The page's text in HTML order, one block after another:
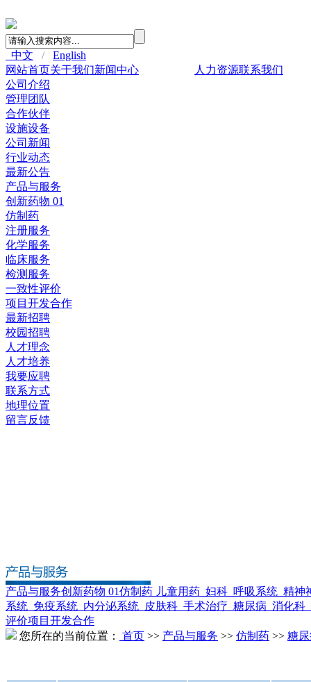
中文 /
English
网站首页关于我们新闻中心 人力资源联系我们
公司介绍
管理团队
合作伙伴
设施设备
公司新闻
行业动态
最新公告
产品与服务
创新药物 01
仿制药
注册服务
化学服务
临床服务
检测服务
一致性评价
项目开发合作
最新招聘
校园招聘
人才理念
人才培养
我要应聘
联系方式
地理位置
留言反馈
产品与服务创新药物 01仿制药 儿童用药 妇科 呼吸系统 精神
系统 免疫系统 内分泌系统 皮肤科 手术治疗 糖尿病 消化科
评价项目开发合作
您所在的当前位置：
首页 >> 产品与服务 >> 仿制药 >> 糖